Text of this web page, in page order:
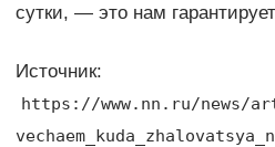
сутки, — это нам
Источник:
https://www.nn.ru/news/